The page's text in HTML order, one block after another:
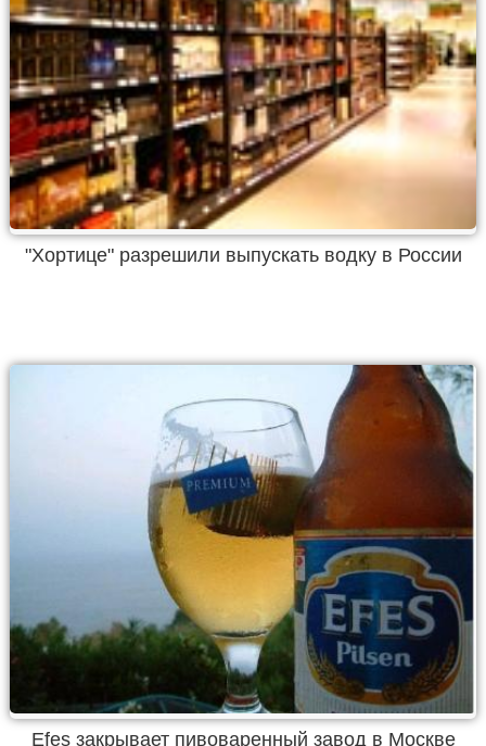
"Хортице" разрешили выпускать водку в России
Efes закрывает пивоваренный завод в Москве